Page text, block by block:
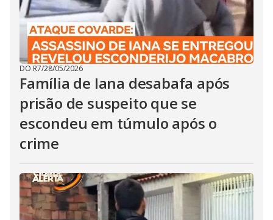
DO R7/28/05/2026
Família de Iana desabafa após
prisão de suspeito que se
escondeu em túmulo após o
crime